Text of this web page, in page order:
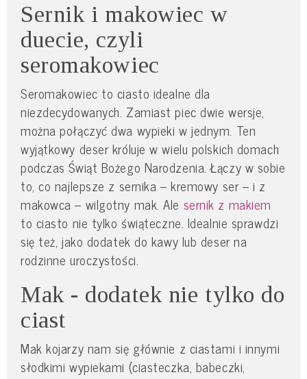
Sernik i makowiec w
duecie, czyli
seromakowiec
Seromakowiec to ciasto idealne dla
niezdecydowanych. Zamiast piec dwie wersje,
można połączyć dwa wypieki w jednym. Ten
wyjątkowy deser króluje w wielu polskich domach
podczas Świąt Bożego Narodzenia. Łączy w sobie
to, co najlepsze z sernika – kremowy ser – i z
makowca – wilgotny mak. Ale sernik z makiem
to ciasto nie tylko świąteczne. Idealnie sprawdzi
się też, jako dodatek do kawy lub deser na
rodzinne uroczystości.
Mak - dodatek nie tylko do
ciast
Mak kojarzy nam się głównie z ciastami i innymi
słodkimi wypiekami (ciasteczka, babeczki,